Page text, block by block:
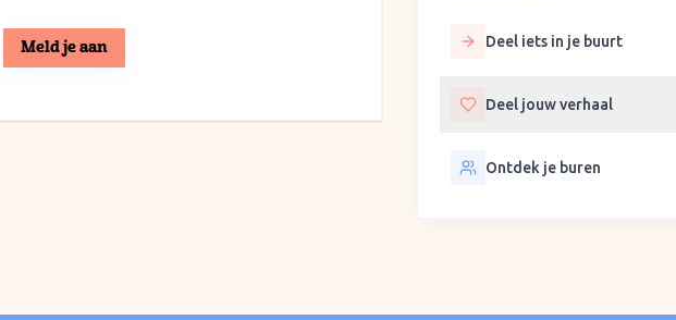
Meld je aan Deel iets in je buurt
Deel jouw verhaal
Ontdek je buren